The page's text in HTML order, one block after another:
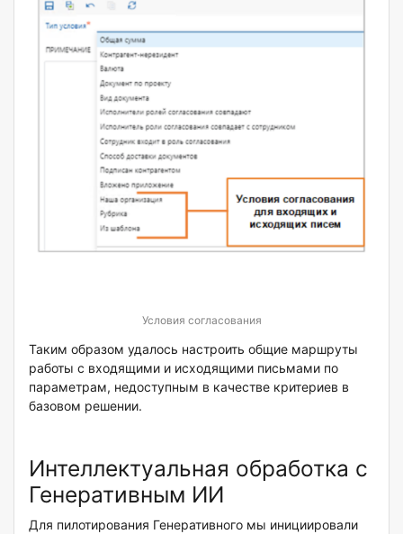
Условия согласования
Таким образом удалось настроить общие маршруты
работы с входящими и исходящими письмами по
параметрам, недоступным в качестве критериев в
базовом решении.
Интеллектуальная обработка с
Генеративным ИИ
Для пилотирования Генеративного мы инициировали